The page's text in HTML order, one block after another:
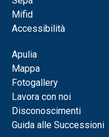
Mifid
Accessibilità
Apulia
Mappa
Fotogallery
Lavora con noi
Disconoscimenti
Guida alle Successioni